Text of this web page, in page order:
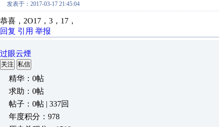
发表于：2017-03-17 21:45:04
恭喜，2O17，3，17，
回复 引用 举报
过眼云煙
关注 私信
精华：0帖
求助：0帖
帖子：0帖 | 337回
年度积分：978